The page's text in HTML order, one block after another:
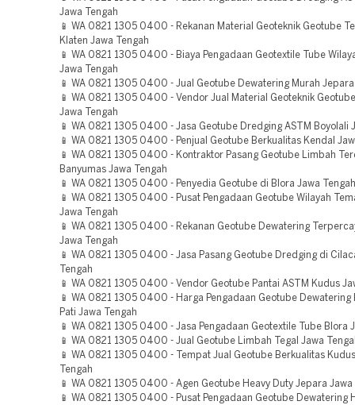
Jawa Tengah
📱 WA 0821 1305 0400 - Rekanan Material Geoteknik Geotube
Klaten Jawa Tengah
📱 WA 0821 1305 0400 - Biaya Pengadaan Geotextile Tube
Jawa Tengah
📱 WA 0821 1305 0400 - Jual Geotube Dewatering Murah Jepara
📱 WA 0821 1305 0400 - Vendor Jual Material Geoteknik
Jawa Tengah
📱 WA 0821 1305 0400 - Jasa Geotube Dredging ASTM Boyolali
📱 WA 0821 1305 0400 - Penjual Geotube Berkualitas Kendal
📱 WA 0821 1305 0400 - Kontraktor Pasang Geotube Limbah
Banyumas Jawa Tengah
📱 WA 0821 1305 0400 - Penyedia Geotube di Blora Jawa Tengah
📱 WA 0821 1305 0400 - Pusat Pengadaan Geotube Wilayah
Jawa Tengah
📱 WA 0821 1305 0400 - Rekanan Geotube Dewatering
Jawa Tengah
📱 WA 0821 1305 0400 - Jasa Pasang Geotube Dredging di
Tengah
📱 WA 0821 1305 0400 - Vendor Geotube Pantai ASTM Kudus
📱 WA 0821 1305 0400 - Harga Pengadaan Geotube Dewatering
Pati Jawa Tengah
📱 WA 0821 1305 0400 - Jasa Pengadaan Geotextile Tube Blora
📱 WA 0821 1305 0400 - Jual Geotube Limbah Tegal Jawa
📱 WA 0821 1305 0400 - Tempat Jual Geotube Berkualitas
Tengah
📱 WA 0821 1305 0400 - Agen Geotube Heavy Duty Jepara Jawa
📱 WA 0821 1305 0400 - Pusat Pengadaan Geotube Dewatering